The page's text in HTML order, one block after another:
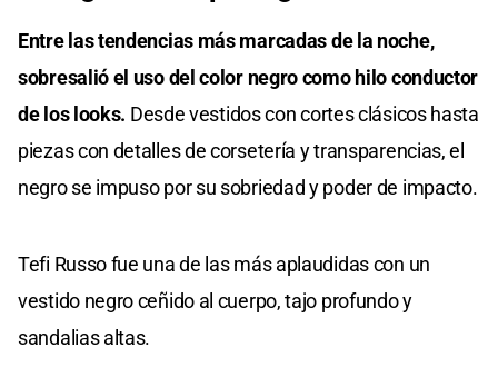
Entre las tendencias más marcadas de la noche,
sobresalió el uso del color negro como hilo conductor
de los looks. Desde vestidos con cortes clásicos hasta
piezas con detalles de corsetería y transparencias, el
negro se impuso por su sobriedad y poder de impacto.
Tefi Russo fue una de las más aplaudidas con un
vestido negro ceñido al cuerpo, tajo profundo y
sandalias altas.